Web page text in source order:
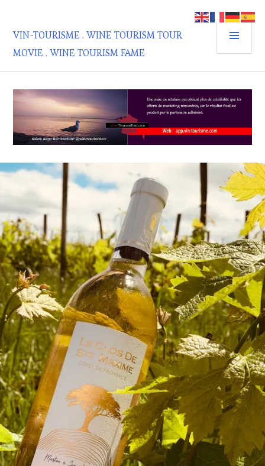
contenu
principal
VIN-TOURISME . WINE TOURISM TOUR
MOVIE . WINE TOURISM FAME